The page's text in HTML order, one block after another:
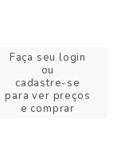
Faça seu login
ou
cadastre-se
para ver preços
e comprar